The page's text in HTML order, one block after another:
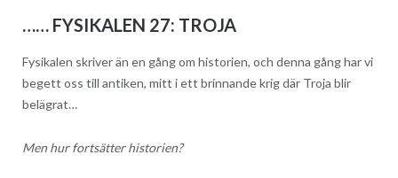
…… FYSIKALEN 27: TROJA
Fysikalen skriver än en gång om historien, och denna gång har vi
begett oss till antiken, mitt i ett brinnande krig där Troja blir
belägrat…
Men hur fortsätter historien?